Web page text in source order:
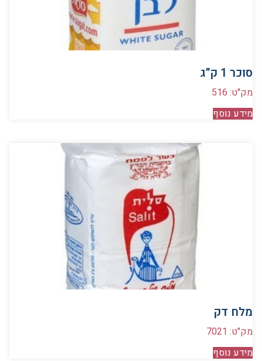
סוכר 1 ק”ג
מק"ט: 516
מידע נוסף
מלח דק
מק"ט: 7021
מידע נוסף